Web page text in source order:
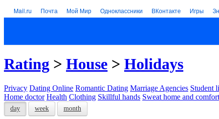
Mail.ru Почта Мой Мир Одноклассники ВКонтакте Игры
Rating > House > Holidays
Privacy Dating Online Romantic Dating Marriage Agencies Student
Home doctor Health Clothing Skillful hands Sweat home and comfort
day week month